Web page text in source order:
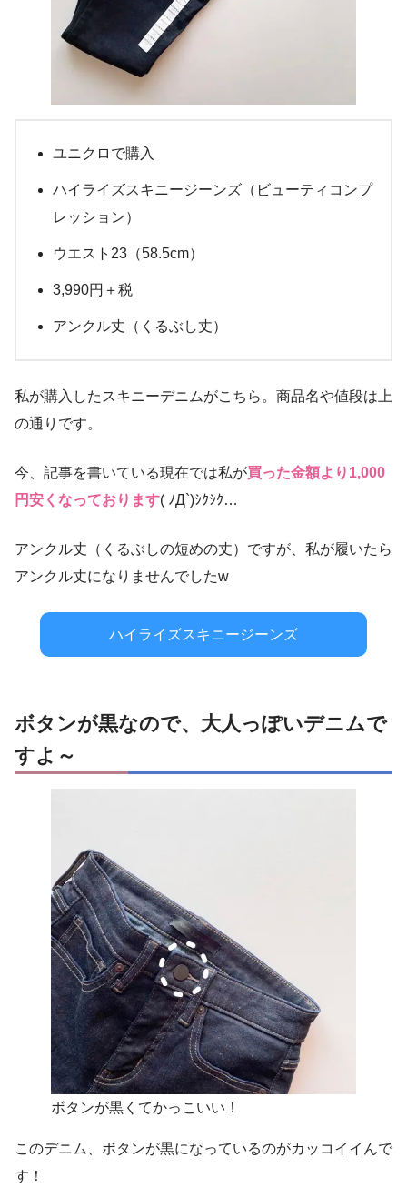
ユニクロで購入
ハイライズスキニージーンズ（ビューティコンプ
レッション）
ウエスト23（58.5cm）
3,990円＋税
アンクル丈（くるぶし丈）
私が購入したスキニーデニムがこちら。商品名や値段は上
の通りです。
今、記事を書いている現在では私が買った金額より1,000
円安くなっております( ﾉД`)ｼｸｼｸ…
アンクル丈（くるぶしの短めの丈）ですが、私が履いたら
アンクル丈になりませんでしたw
ハイライズスキニージーンズ
ボタンが黒なので、大人っぽいデニムで
すよ～
ボタンが黒くてかっこいい！
このデニム、ボタンが黒になっているのがカッコイイんで
す！